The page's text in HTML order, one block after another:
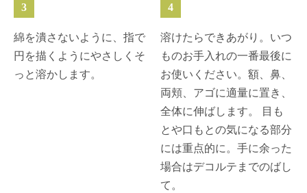
3
綿を潰さないように、指で
円を描くようにやさしくそ
っと溶かします。
4
溶けたらできあがり。いつ
ものお手入れの一番最後に
お使いください。額、鼻、
両頬、アゴに適量に置き、
全体に伸ばします。 目も
とや口もとの気になる部分
には重点的に。手に余った
場合はデコルテまでのばし
て。